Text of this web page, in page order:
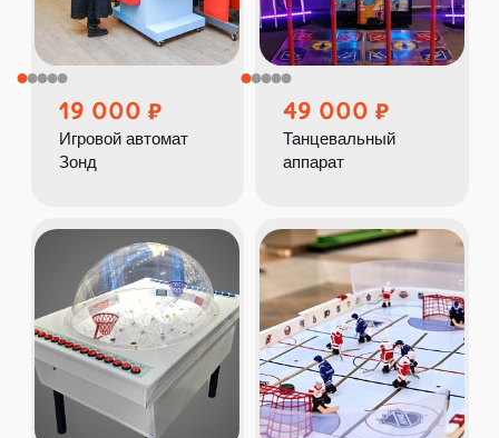
19 000
Игровой автомат
Зонд
49 000
Танцевальный
аппарат